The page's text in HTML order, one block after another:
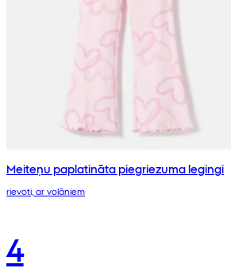
Meiteņu paplatināta piegriezuma legingi
rievoti, ar volāniem
4